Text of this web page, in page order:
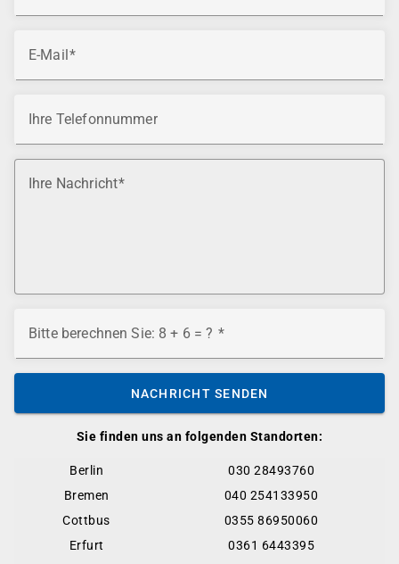
Sie finden uns an folgenden Standorten:
Berlin
030 28493760
Bremen
040 254133950
Cottbus
0355 86950060
Erfurt
0361 6443395
E-Mail
Ihre Telefonnummer
Ihre Nachricht
Bitte berechnen Sie: 8 + 6 = ?
NACHRICHT SENDEN